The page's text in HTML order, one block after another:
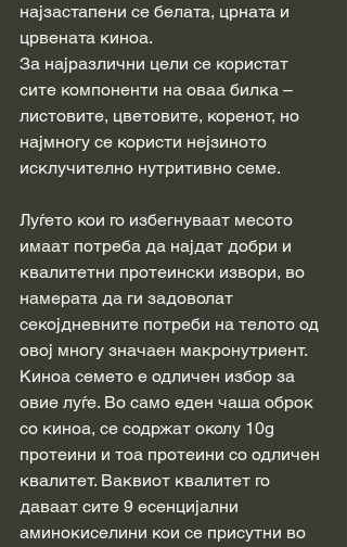
најзастапени се белата, црната и
црвената киноа.
За најразлични цели се користат
сите компоненти на оваа билка –
листовите, цветовите, коренот, но
најмногу се користи нејзиното
исклучително нутритивно семе.
Луѓето кои го избегнуваат месото
имаат потреба да најдат добри и
квалитетни протеински извори, во
намерата да ги задоволат
секојдневните потреби на телото од
овој многу значаен макронутриент.
Киноа семето е одличен избор за
овие луѓе. Во само еден чаша оброк
со киноа, се содржат околу 10g
протеини и тоа протеини со одличен
квалитет. Ваквиот квалитет го
даваат сите 9 есенцијални
аминокиселини кои се присутни во